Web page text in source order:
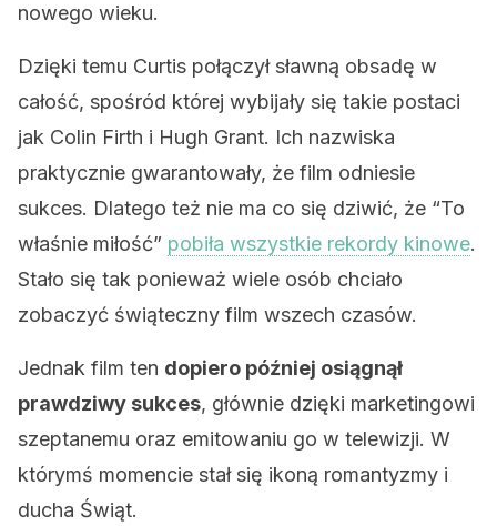
nowego wieku.
Dzięki temu Curtis połączył sławną obsadę w
całość, spośród której wybijały się takie postaci
jak Colin Firth i Hugh Grant. Ich nazwiska
praktycznie gwarantowały, że film odniesie
sukces. Dlatego też nie ma co się dziwić, że “To
właśnie miłość” pobiła wszystkie rekordy kinowe.
Stało się tak ponieważ wiele osób chciało
zobaczyć świąteczny film wszech czasów.
Jednak film ten dopiero później osiągnął
prawdziwy sukces, głównie dzięki marketingowi
szeptanemu oraz emitowaniu go w telewizji. W
którymś momencie stał się ikoną romantyzmy i
ducha Świąt.